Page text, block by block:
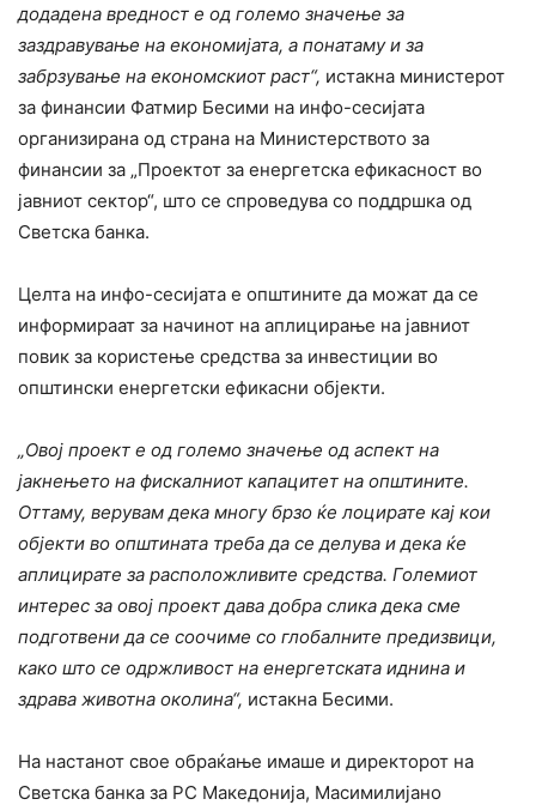
додадена вредност е од големо значење за
заздравување на економијата, а понатаму и за
забрзување на економскиот раст“, истакна министерот
за финансии Фатмир Бесими на инфо-сесијата
организирана од страна на Министерството за
финансии за „Проектот за енергетска ефикасност во
јавниот сектор“, што се спроведува со поддршка од
Светска банка.
Целта на инфо-сесијата е општините да можат да се
информираат за начинот на аплицирање на јавниот
повик за користење средства за инвестиции во
општински енергетски ефикасни објекти.
„Овој проект е од големо значење од аспект на
јакнењето на фискалниот капацитет на општините.
Оттаму, верувам дека многу брзо ќе лоцирате кај кои
објекти во општината треба да се делува и дека ќе
аплицирате за расположливите средства. Големиот
интерес за овој проект дава добра слика дека сме
подготвени да се соочиме со глобалните предизвици,
како што се одржливост на енергетската иднина и
здрава животна околина“, истакна Бесими.
На настанот свое обраќање имаше и директорот на
Светска банка за РС Македонија, Масимилијано